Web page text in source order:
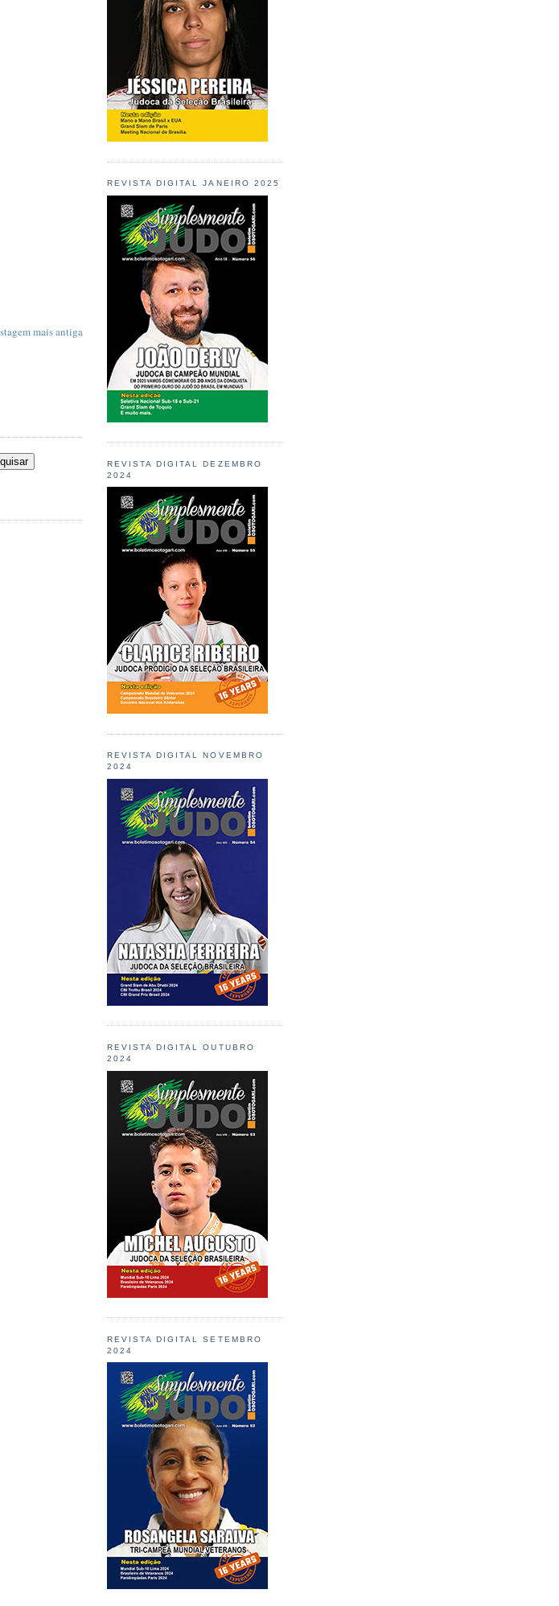
mais antiga
REVISTA DIGITAL JANEIRO 2025
REVISTA DIGITAL DEZEMBRO
2024
REVISTA DIGITAL NOVEMBRO
2024
REVISTA DIGITAL OUTUBRO
2024
REVISTA DIGITAL SETEMBRO
2024